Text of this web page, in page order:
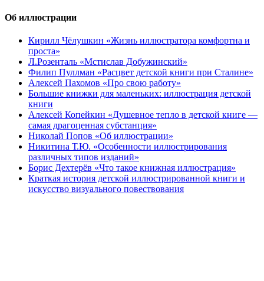
Об иллюстрации
Кирилл Чёлушкин «Жизнь иллюстратора комфортна и
проста»
Л.Розенталь «Мстислав Добужинский»
Филип Пуллман «Расцвет детской книги при Сталине»
Алексей Пахомов «Про свою работу»
Большие книжки для маленьких: иллюстрация детской
книги
Алексей Копейкин «Душевное тепло в детской книге —
самая драгоценная субстанция»
Николай Попов «Об иллюстрации»
Никитина Т.Ю. «Особенности иллюстрирования
различных типов изданий»
Борис Дехтерёв «Что такое книжная иллюстрация»
Краткая история детской иллюстрированной книги и
искусство визуального повествования